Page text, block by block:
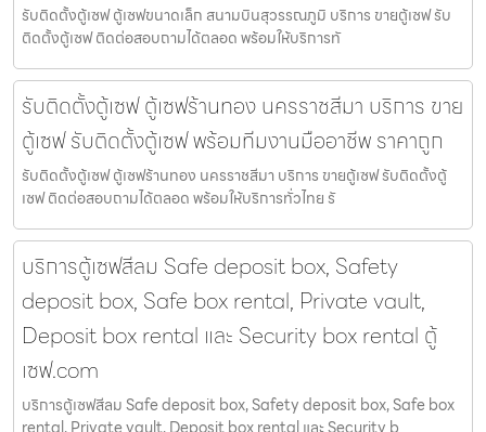
รับติดตั้งตู้เซฟ ตู้เซฟขนาดเล็ก สนามบินสุวรรณภูมิ บริการ ขายตู้เซฟ รับ
ติดตั้งตู้เซฟ ติดต่อสอบถามได้ตลอด พร้อมให้บริการทั
รับติดตั้งตู้เซฟ ตู้เซฟร้านทอง นครราชสีมา บริการ ขาย
ตู้เซฟ รับติดตั้งตู้เซฟ พร้อมทีมงานมืออาชีพ ราคาถูก
รับติดตั้งตู้เซฟ ตู้เซฟร้านทอง นครราชสีมา บริการ ขายตู้เซฟ รับติดตั้งตู้
เซฟ ติดต่อสอบถามได้ตลอด พร้อมให้บริการทั่วไทย รั
บริการตู้เซฟสีลม Safe deposit box, Safety
deposit box, Safe box rental, Private vault,
Deposit box rental และ Security box rental ตู้
เซฟ.com
บริการตู้เซฟสีลม Safe deposit box, Safety deposit box, Safe box